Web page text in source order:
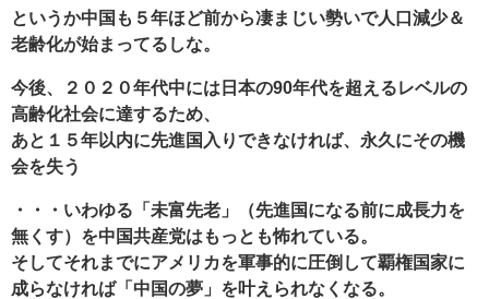
というか中国も５年ほど前から凄まじい勢いで人口減少＆
老齢化が始まってるしな。
今後、２０２０年代中には日本の90年代を超えるレベルの
高齢化社会に達するため、
あと１５年以内に先進国入りできなければ、永久にその機
会を失う
・・・いわゆる「未富先老」（先進国になる前に成長力を
無くす）を中国共産党はもっとも怖れている。
そしてそれまでにアメリカを軍事的に圧倒して覇権国家に
成らなければ「中国の夢」を叶えられなくなる。